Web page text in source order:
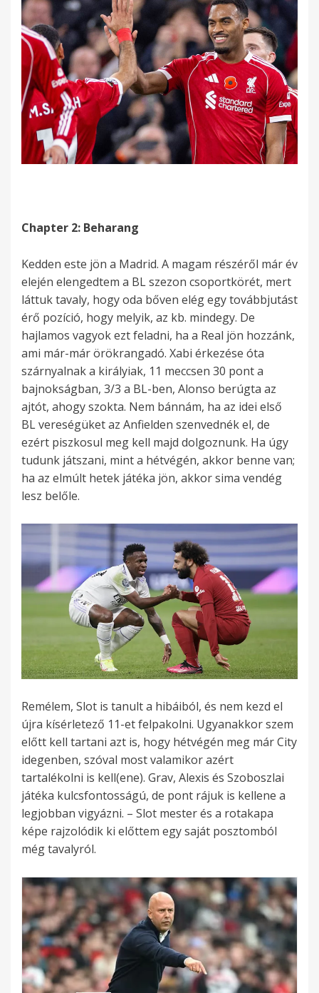
Chapter 2: Beharang
Kedden este jön a Madrid. A magam részéről már év
elején elengedtem a BL szezon csoportkörét, mert
láttuk tavaly, hogy oda bőven elég egy továbbjutást
érő pozíció, hogy melyik, az kb. mindegy. De
hajlamos vagyok ezt feladni, ha a Real jön hozzánk,
ami már-már örökrangadó. Xabi érkezése óta
szárnyalnak a királyiak, 11 meccsen 30 pont a
bajnokságban, 3/3 a BL-ben, Alonso berúgta az
ajtót, ahogy szokta. Nem bánnám, ha az idei első
BL vereségüket az Anfielden szenvednék el, de
ezért piszkosul meg kell majd dolgoznunk. Ha úgy
tudunk játszani, mint a hétvégén, akkor benne van;
ha az elmúlt hetek játéka jön, akkor sima vendég
lesz belőle.
Remélem, Slot is tanult a hibáiból, és nem kezd el
újra kísérletező 11-et felpakolni. Ugyanakkor szem
előtt kell tartani azt is, hogy hétvégén meg már City
idegenben, szóval most valamikor azért
tartalékolni is kell(ene). Grav, Alexis és Szoboszlai
játéka kulcsfontosságú, de pont rájuk is kellene a
legjobban vigyázni. – Slot mester és a rotakapa
képe rajzolódik ki előttem egy saját posztomból
még tavalyról.